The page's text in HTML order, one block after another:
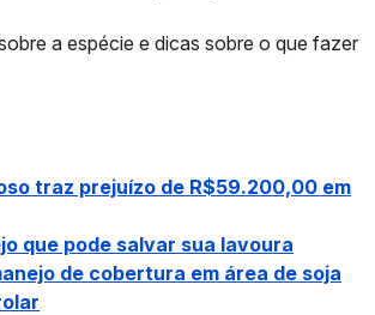
a espécie e dicas sobre o que fazer
traz prejuízo de R$59.200,00 em
que pode salvar sua lavoura
de cobertura em área de soja